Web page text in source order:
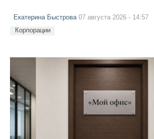
Екатерина Быстрова07 августа 2026 - 14:57
Корпорации